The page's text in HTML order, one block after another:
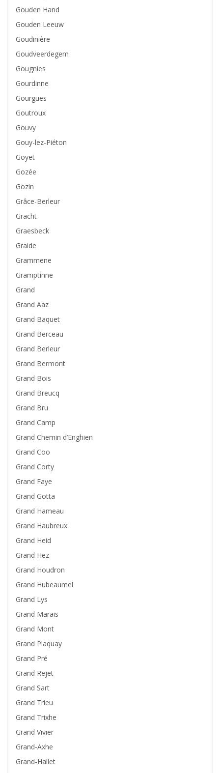
Gouden Hand
Gouden Leeuw
Goudinière
Goudveerdegem
Gougnies
Gourdinne
Gourgues
Goutroux
Gouvy
Gouy-lez-Piéton
Goyet
Gozée
Gozin
Grâce-Berleur
Gracht
Graesbeck
Graide
Grammene
Gramptinne
Grand
Grand Aaz
Grand Baquet
Grand Berceau
Grand Berleur
Grand Bermont
Grand Bois
Grand Breucq
Grand Bru
Grand Camp
Grand Chemin d’Enghien
Grand Coo
Grand Corty
Grand Faye
Grand Gotta
Grand Hameau
Grand Haubreux
Grand Heid
Grand Hez
Grand Houdron
Grand Hubeaumel
Grand Lys
Grand Marais
Grand Mont
Grand Plaquay
Grand Pré
Grand Rejet
Grand Sart
Grand Trieu
Grand Trixhe
Grand Vivier
Grand-Axhe
Grand-Hallet